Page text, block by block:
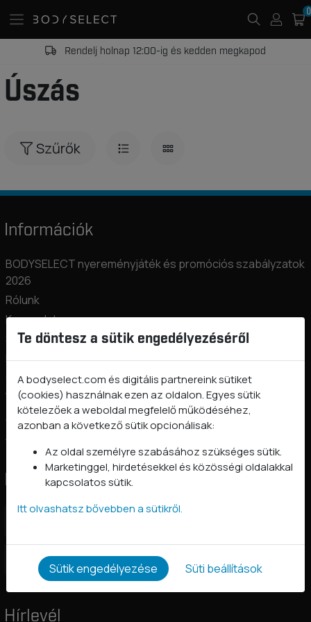
Rendelj holnap 12:00-ig és kedden megkapod
Úszás
Szűrők
0
Információk
BODYSELECT nyereményjáték és promóciós szabályzatok
2026
Rólunk
Kapcsolat
Szállítási információk
Fizetés
Gyakori kérdések
Vásárlástól való elállás
Adatkezelési tájékoztató
Általános szerződési feltételek
Kövess minket
BodySelect on Instagram
Hírlevél
Te döntesz a sütik engedélyezéséről
A bodyselect.com és digitális partnereink sütiket
(cookies) használnak ezen az oldalon. Egyes sütik
kötelezőek a weboldal megfelelő működéséhez,
azonban a következő sütik opcionálisak:
Az oldal személyre szabásához szükséges sütik.
Marketinggel, hirdetésekkel és közösségi oldalakkal
kapcsolatos sütik.
Itt olvashatsz bővebben a sütikről.
Sütik engedélyezése Süti beállítások